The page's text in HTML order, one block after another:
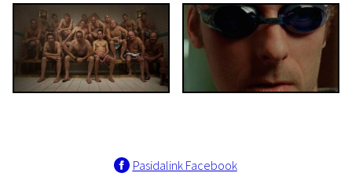
Pasidalink Facebook